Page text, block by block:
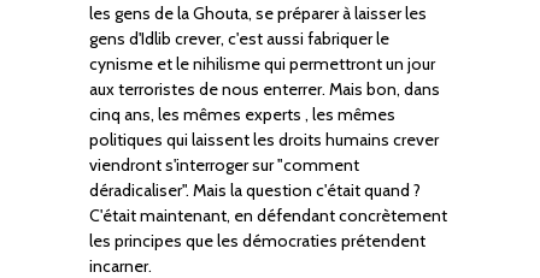
les gens de la Ghouta, se préparer à laisser les
gens d'Idlib crever, c'est aussi fabriquer le
cynisme et le nihilisme qui permettront un jour
aux terroristes de nous enterrer. Mais bon, dans
cinq ans, les mêmes experts , les mêmes
politiques qui laissent les droits humains crever
viendront s'interroger sur "comment
déradicaliser". Mais la question c'était quand ?
C'était maintenant, en défendant concrètement
les principes que les démocraties prétendent
incarner.